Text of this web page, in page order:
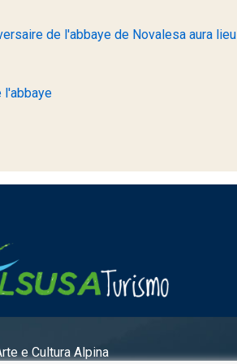
de l'abbaye de Novalesa aura lieu
l'abbaye
e Cultura Alpina